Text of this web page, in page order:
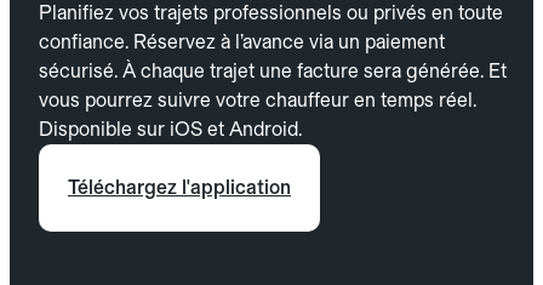
Planifiez vos trajets professionnels ou privés en toute
confiance. Réservez à l’avance via un paiement
sécurisé. À chaque trajet une facture sera générée. Et
vous pourrez suivre votre chauffeur en temps réel.
Disponible sur iOS et Android.
Téléchargez l'application